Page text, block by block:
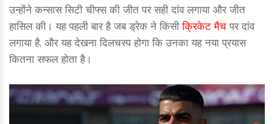
उन्होंने कन्सास सिटी चीफ्स की जीत पर सही दांव लगाया और जीत
हासिल की। यह पहली बार है जब ड्रेक ने किसीक्रिकेट मैचपर दांव
लगाया है, और यह देखना दिलचस्प होगा कि उनका यह नया प्रयास
कितना सफल होता है।